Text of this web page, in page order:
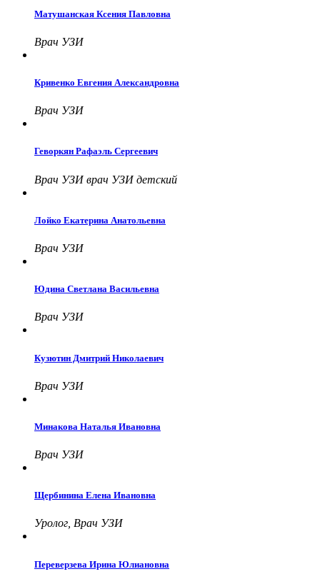
Матушанская Ксения Павловна
Врач УЗИ
Кривенко Евгения Александровна
Врач УЗИ
Геворкян Рафаэль Сергеевич
Врач УЗИ врач УЗИ детский
Лойко Екатерина Анатольевна
Врач УЗИ
Юдина Светлана Васильевна
Врач УЗИ
Кузютин Дмитрий Николаевич
Врач УЗИ
Минакова Наталья Ивановна
Врач УЗИ
Щербинина Елена Ивановна
Уролог, Врач УЗИ
Переверзева Ирина Юлиановна